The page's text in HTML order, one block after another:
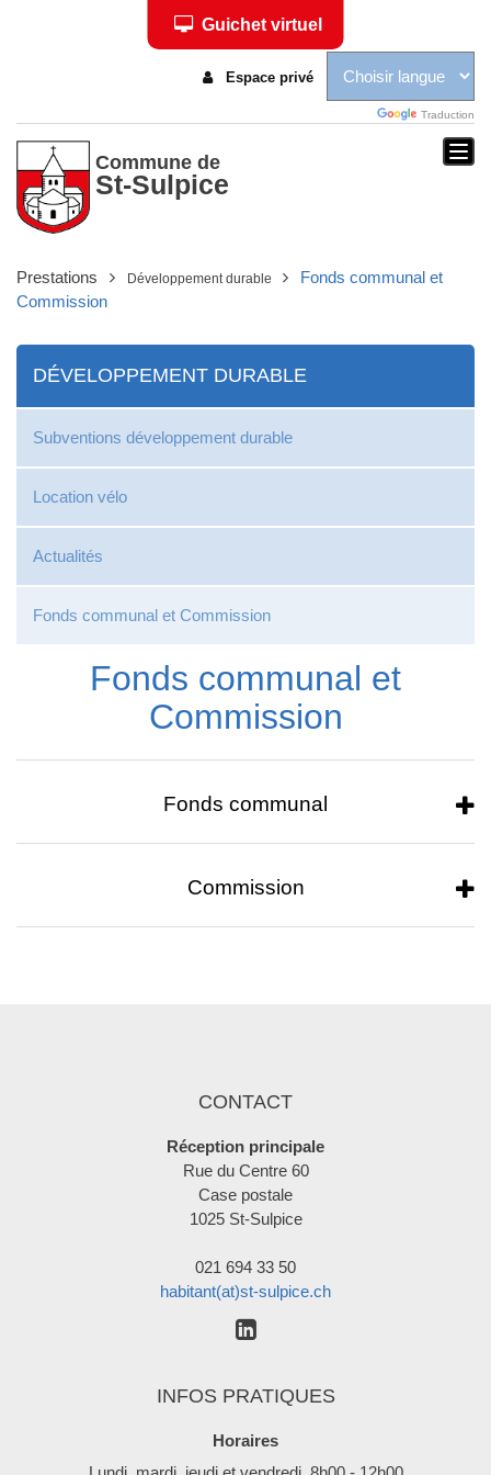
Traduction
Espace privé
Guichet virtuel
Commune de
St-Sulpice
Prestations Développement durable
Fonds communal et
Commission
DÉVELOPPEMENT DURABLE
Subventions développement durable
Location vélo
Actualités
Fonds communal et Commission
Fonds communal et
Commission
Fonds communal
Commission
CONTACT
Réception principale
Rue du Centre 60
Case postale
1025 St-Sulpice
021 694 33 50
habitant(at)st-sulpice.ch
INFOS PRATIQUES
Horaires